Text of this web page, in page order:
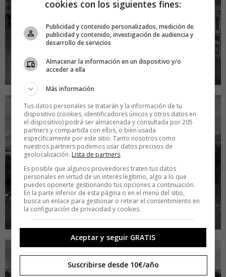
cookies con los siguientes fines:
Publicidad y contenido personalizados, medición de
publicidad y contenido, investigación de audiencia y
desarrollo de servicios
Almacenar la información en un dispositivo y/o
acceder a ella
Más información
Tus datos personales se tratarán y la información de tu
dispositivo (cookies, identificadores únicos y otros datos en
el dispositivo) podrá ser almacenada y consultada por 205
partners y compartida con ellos, o bien usada
específicamente por este sitio. Tanto nosotros como
nuestros partners podemos usar datos precisos de
geolocalización. Lista de partners.
Es posible que algunos proveedores traten tus datos
personales en virtud de un interés legítimo, algo a lo que
puedes oponerte gestionando tus opciones a continuación.
En la parte inferior de esta página o en el menú del sitio,
busca un enlace para gestionar o retirar el consentimiento en
la configuración de privacidad y cookies.
Aceptar y seguir GRATIS
Suscribirse desde 10€/año